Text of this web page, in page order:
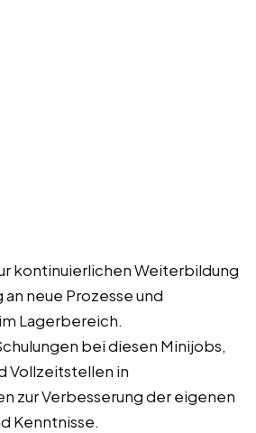
kontinuierlichen Weiterbildung
an neue Prozesse und
Lagerbereich.
bei diesen Minijobs,
Vollzeitstellen in
zur Verbesserung der eigenen
Kenntnisse.